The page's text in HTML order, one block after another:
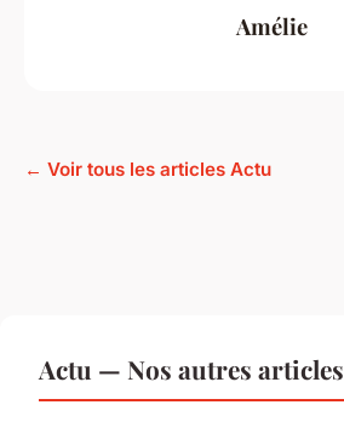
Amélie
← Voir tous les articles Actu
Actu — Nos autres articles